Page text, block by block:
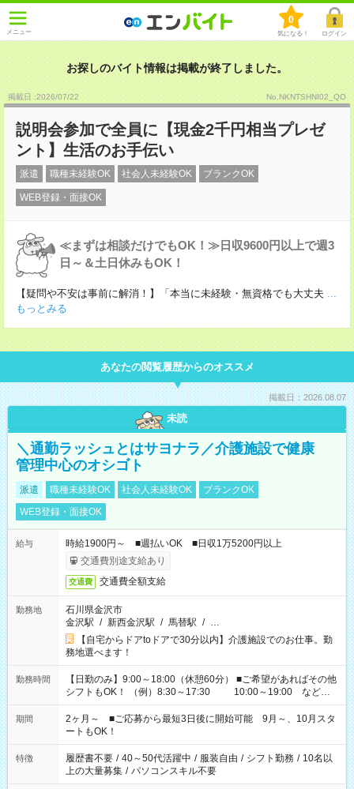
メニュー
0
気になる！ ログイン
お探しのバイト情報は掲載が終了しました。
掲載日 :2026/07/22 No.NKNTSHNI02_QO
説明会参加で全員に【現金2千円相当プレゼ
ント】生活のお手伝い
派遣 職種未経験OK 社会人未経験OK ブランクOK
WEB登録・面接OK
≪まずは相談だけでもOK！≫日収9600円以上で週3
日～＆土日休みもOK！
【疑問や不安は事前に解消！】「本当に未経験・無資格でも大丈夫 ...
もっとみる
あなたの閲覧履歴からのオススメ
掲載日：2026.08.07
未読
＼通勤ラッシュとはサヨナラ／介護施設で健康
管理中心のオシゴト
派遣 職種未経験OK 社会人未経験OK
ブランクOK
WEB登録・面接OK
給与
時給1900円～ ■週払いOK ■日収1万5200円以上
交通費別途支給あり
交通費 交通費全額支給
勤務地
石川県金沢市
金沢駅 / 新西金沢駅 / 馬替駅 / …
【自宅からドアtoドアで30分以内】介護施設でのお仕事。勤
務地選べます！
勤務時間
【日勤のみ】9:00～18:00（休憩60分） ■ご希望があればその他
シフトもOK！ （例）8:30～17:30 10:00～19:00 など
「家族とお休みを合わせたい」 「余裕を持って夕飯の準備がし
たい」 「できれば残業はしたくない」 など、ご希望があれば教
えてくださいね。 ※Wワーク希望の方へ 今ご覧のお仕事で希望
する勤務時間と、もう1つのお仕事の勤務時間。 合計で週40時
間を超える場合は応募できません
期間
2ヶ月～ ■ご応募から最短3日後に開始可能 9月～、10月スタ
ートもOK！
特徴 履歴書不要 / 40～50代活躍中 / 服装自由 / シフト勤務 / 10名以
上の大量募集 / パソコンスキル不要